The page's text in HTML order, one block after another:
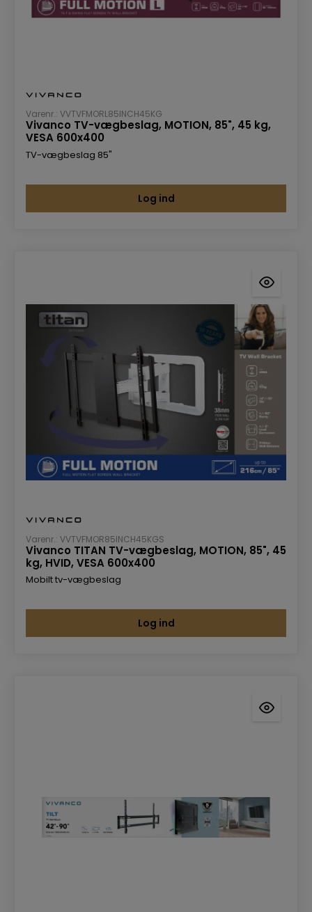
Varenr.: VVTVFMORL85INCH45KG
Vivanco TV-vægbeslag, MOTION, 85", 45 kg,
VESA 600x400
TV-vægbeslag 85"
Log ind
Varenr.: VVTVFMOR85INCH45KGS
Vivanco TITAN TV-vægbeslag, MOTION, 85", 45
kg, HVID, VESA 600x400
Mobilt tv-vægbeslag
Log ind